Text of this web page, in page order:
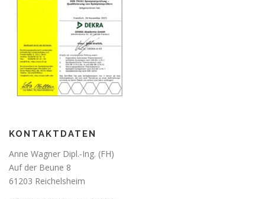
KONTAKTDATEN
Anne Wagner Dipl.-Ing. (FH)
Auf der Beune 8
61203 Reichelsheim